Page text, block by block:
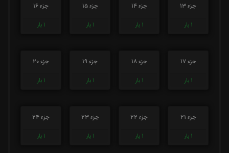
جزء 13
1 بار
جزء 14
1 بار
جزء 15
1 بار
جزء 16
1 بار
جزء 17
1 بار
جزء 18
1 بار
جزء 19
1 بار
جزء 20
1 بار
جزء 21
1 بار
جزء 22
1 بار
جزء 23
1 بار
جزء 24
1 بار